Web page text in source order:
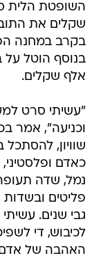
שקלים את
בקרב במחנה
אלף שקלים.
"עשיתי סרט
וכניעה", אמר
שוויון, להסתכל
כאדם
נמל, שדה
פליטים ובשדות
גבי שנים.
לכיבוש, די
האהבה של אדם